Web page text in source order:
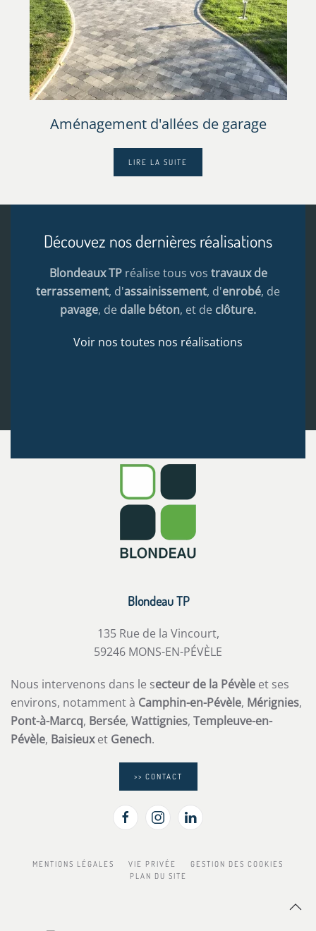
Aménagement d'allées de garage
LIRE LA SUITE
Découvez nos dernières réalisations
Blondeaux TPréalise tous vos travaux de
terrassement, d'assainissement, d'enrobé, de
pavage, de dalle béton, et de clôture.
Voir nos toutes nos réalisations
Blondeau TP
135 Rue de la Vincourt,
59246 MONS-EN-PÉVÈLE
Nous intervenons dans le secteur de la Pévèle et ses
environs, notamment à Camphin-en-Pévèle, Mérignies,
Pont-à-Marcq, Bersée, Wattignies, Templeuve-en-
Pévèle, Baisieuxet Genech.
>> CONTACT
MENTIONS LÉGALES VIE PRIVÉE
GESTION DES COOKIES
PLAN DU SITE